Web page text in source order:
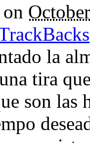
on
la
tira
son las